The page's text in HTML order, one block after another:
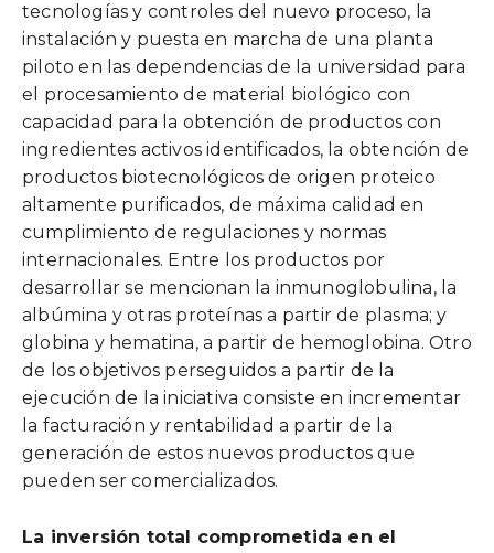
tecnologías y controles del nuevo proceso, la
instalación y puesta en marcha de una planta
piloto en las dependencias de la universidad para
el procesamiento de material biológico con
capacidad para la obtención de productos con
ingredientes activos identificados, la obtención de
productos biotecnológicos de origen proteico
altamente purificados, de máxima calidad en
cumplimiento de regulaciones y normas
internacionales. Entre los productos por
desarrollar se mencionan la inmunoglobulina, la
albúmina y otras proteínas a partir de plasma; y
globina y hematina, a partir de hemoglobina. Otro
de los objetivos perseguidos a partir de la
ejecución de la iniciativa consiste en incrementar
la facturación y rentabilidad a partir de la
generación de estos nuevos productos que
pueden ser comercializados.
La inversión total comprometida en el